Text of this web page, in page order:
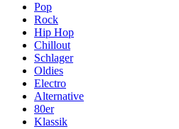
Pop
Rock
Hip Hop
Chillout
Schlager
Oldies
Electro
Alternative
80er
Klassik